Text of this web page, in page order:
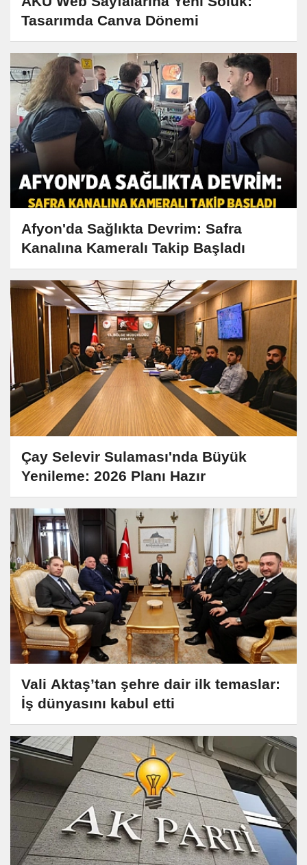
Tasarımda Canva Dönemi
Afyon'da Sağlıkta Devrim: Safra
Kanalına Kameralı Takip Başladı
Çay Selevir Sulaması'nda Büyük
Yenileme: 2026 Planı Hazır
Vali Aktaş’tan şehre dair ilk temaslar:
İş dünyasını kabul etti